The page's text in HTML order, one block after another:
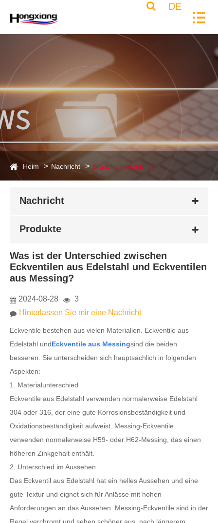
DE
Heim Nachricht Branchennachrichten
Nachricht
Produkte
Was ist der Unterschied zwischen
Eckventilen aus Edelstahl und Eckventilen
aus Messing?
2024-08-28
3
Hinterlassen Sie mir eine Nachricht
Eckventile bestehen aus vielen Materialien. Eckventile aus
Edelstahl undEckventile aus Messingsind die beiden
besseren. Sie unterscheiden sich hauptsächlich in folgenden
Aspekten:
1. Materialunterschied
Eckventile aus Edelstahl verwenden normalerweise Edelstahl
304 oder 316, der eine gute Korrosionsbeständigkeit und
Oxidationsbeständigkeit aufweist. Messing-Eckventile
verwenden normalerweise H59- oder H62-Messing, das einen
höheren Zinkgehalt enthält.
2. Unterschied im Aussehen
Das Eckventil aus Edelstahl hat ein helles Aussehen und eine
gute Textur und eignet sich für Anlässe mit hohen
Anforderungen an das Aussehen. Messing-Eckventile sind in der